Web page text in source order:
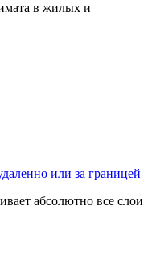
в жилых и
или за границей
абсолютно все слои